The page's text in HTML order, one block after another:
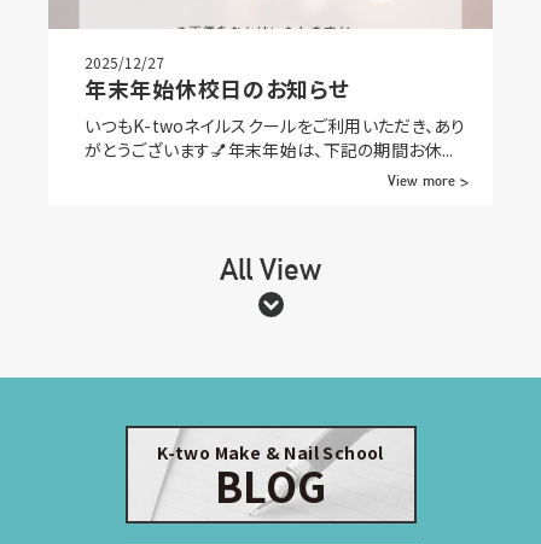
2025/12/27
年末年始休校日のお知らせ
いつもK-twoネイルスクールをご利用いただき、あり
がとうございます💅年末年始は、下記の期間お休...
View more >
All View
K-two Make & Nail School
BLOG